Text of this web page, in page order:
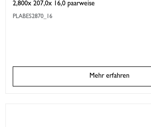
2,800x 207,0x 16,0 paarweise
PLABES2870_16
Mehr erfahren